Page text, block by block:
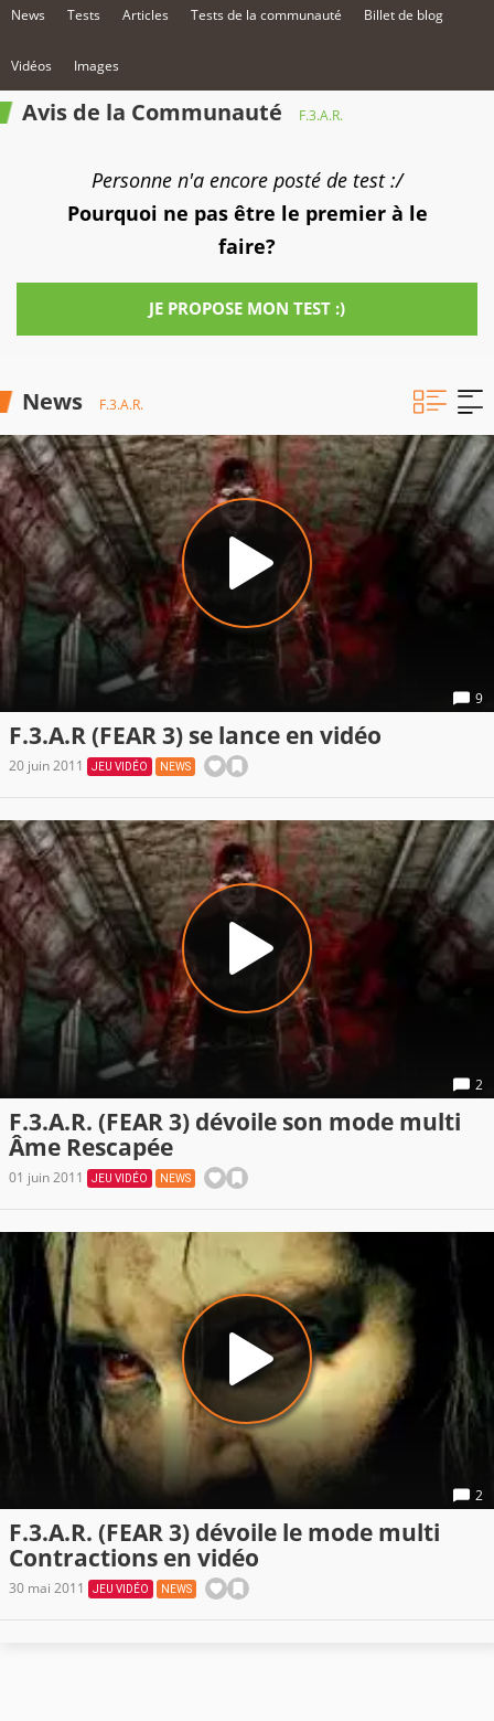
News Tests Articles Tests de la communauté Billet de blog
Vidéos Images
Avis de la Communauté F.3.A.R.
Personne n'a encore posté de test :/
Pourquoi ne pas être le premier à le
faire?
JE PROPOSE MON TEST :)
News F.3.A.R.
9
F.3.A.R (FEAR 3) se lance en vidéo
20 juin 2011 JEU VIDÉO NEWS
2
F.3.A.R. (FEAR 3) dévoile son mode multi
Âme Rescapée
01 juin 2011 JEU VIDÉO NEWS
2
F.3.A.R. (FEAR 3) dévoile le mode multi
Contractions en vidéo
30 mai 2011 JEU VIDÉO NEWS